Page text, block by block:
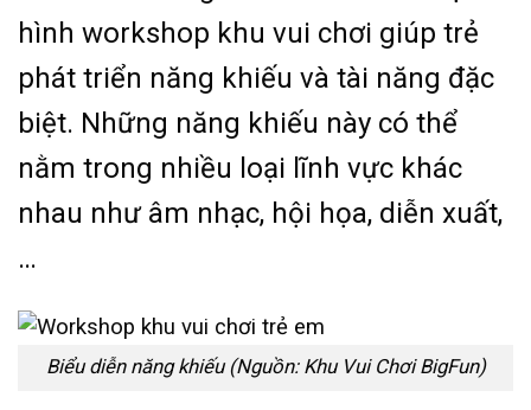
hình workshop khu vui chơi giúp trẻ
phát triển năng khiếu và tài năng đặc
biệt. Những năng khiếu này có thể
nằm trong nhiều loại lĩnh vực khác
nhau như âm nhạc, hội họa, diễn xuất,
…
Biểu diễn năng khiếu (Nguồn: Khu Vui Chơi BigFun)